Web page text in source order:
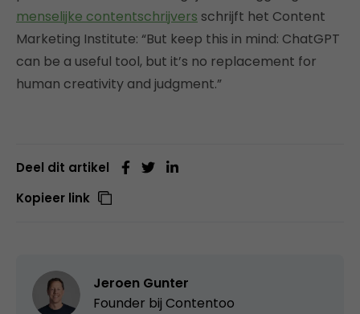
menselijke contentschrijvers schrijft het Content
Marketing Institute: “But keep this in mind: ChatGPT
can be a useful tool, but it’s no replacement for
human creativity and judgment.”
Deel dit artikel
Kopieer link
Jeroen Gunter
Founder bij Contentoo